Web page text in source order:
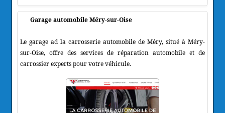
Garage automobile Méry-sur-Oise
Le garage ad la carrosserie automobile de Méry, situé à Méry-
sur-Oise, offre des services de réparation automobile et de
carrossier experts pour votre véhicule.